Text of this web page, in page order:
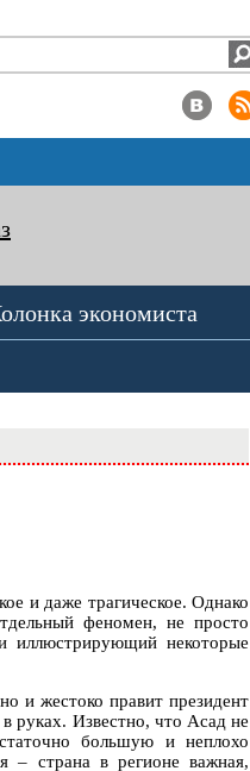
экономиста
и даже трагическое. Однако
феномен, не просто
некоторые
и жестоко правит президент
руках. Известно, что Асад не
большую и неплохо
страна в регионе важная,